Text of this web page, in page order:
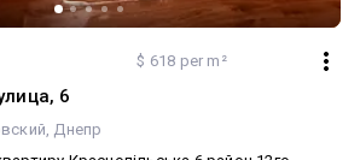
$ 618 per m²
6
Днепр